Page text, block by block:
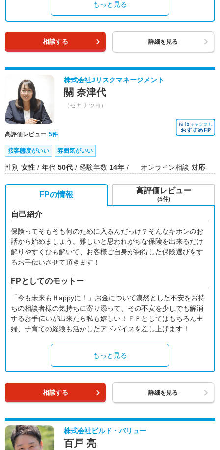
もっと見る
相談する 詳細を見る
株式会社Jリスクマネージメント
關 奈津代
（セキ ナツヨ）
高評価レビュー 5件
接客態度がいい 雰囲気がいい
性別 女性 年代 50代 経験年数 14年 オンライン相談 対応
FPの情報
自己紹介
保険ってそもそも何のために入るんだっけ？そんなキホンのお
話から始めましょう。難しいと思われがちな保険を出来るだけ
解りやすくひも解いて、お客様ご自身が納得した保険選びをす
るお手伝いさせて頂きます！
FPとしてのモットー
「今も未来もＨappyに！」お金について漠然とした不安をお持
ちの相談者様の気持ちに寄り添って、その不安を少しでも解消
するお手伝いが出来たら私も嬉しい！ＦＰとしてはもちろん主
婦、子育ての経験も活かしたアドバイスを差し上げます！
もっと見る
高評価レビュー
(5件)
相談する 詳細を見る
株式会社ビルド・バリュー
百戸 亮